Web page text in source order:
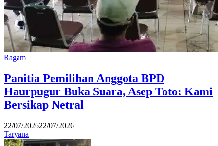
Ragam
Panitia Pemilihan Anggota BPD
Haurpugur Buka Suara, Asep Toto: Kami
Bersikap Netral
22/07/202622/07/2026
Taryana